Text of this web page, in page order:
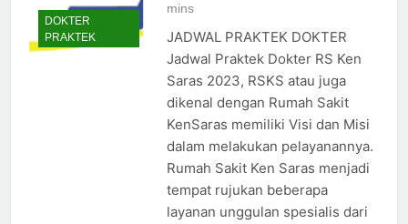
DOKTER
PRAKTEK
mins
JADWAL PRAKTEK DOKTER
Jadwal Praktek Dokter RS Ken
Saras 2023, RSKS atau juga
dikenal dengan Rumah Sakit
KenSaras memiliki Visi dan Misi
dalam melakukan pelayanannya.
Rumah Sakit Ken Saras menjadi
tempat rujukan beberapa
layanan unggulan spesialis dari